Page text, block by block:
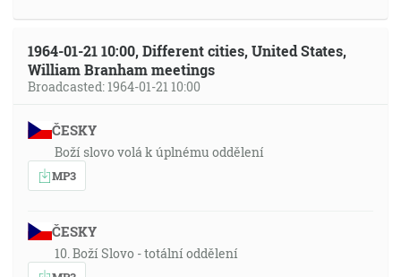
1964-01-21 10:00, Different cities, United States,
William Branham meetings
Broadcasted: 1964-01-21 10:00
ČESKY
Boží slovo volá k úplnému oddělení
MP3
ČESKY
10. Boží Slovo - totální oddělení